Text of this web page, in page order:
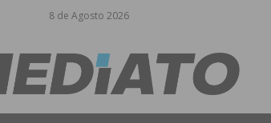
8 de Agosto 2026